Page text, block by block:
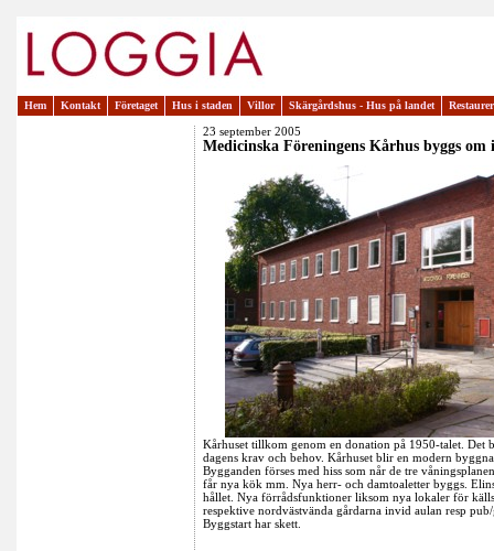
Hem Kontakt Företaget Hus i staden Villor Skärgårdshus - Hus på landet
23 september 2005
Medicinska Föreningens Kårhus byggs om
Kårhuset tillkom genom en donation på 1950-talet. Det
dagens krav och behov. Kårhuset blir en modern
Bygganden förses med hiss som når de tre
får nya kök mm. Nya herr- och damtoaletter byggs.
hållet. Nya förrådsfunktioner liksom nya lokaler för
respektive nordvästvända gårdarna invid aulan resp
Byggstart har skett.